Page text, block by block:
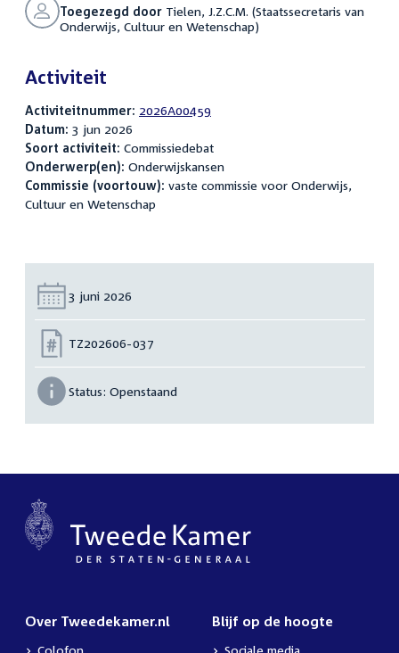
Toegezegd doorTielen, J.Z.C.M. (Staatssecretaris van
Onderwijs, Cultuur en Wetenschap)
Activiteit
Activiteitnummer: 2026A00459
Datum: 3 jun 2026
Soort activiteit: Commissiedebat
Onderwerp(en): Onderwijskansen
Commissie (voortouw): vaste commissie voor Onderwijs,
Cultuur en Wetenschap
Datum:
3 juni 2026
Nummer:
TZ202606-037
Status: Openstaand
Over Tweedekamer.nl Blijf op de hoogte